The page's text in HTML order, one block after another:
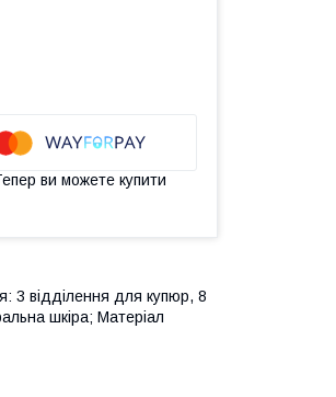
ви можете купити
3 відділення для купюр, 8
шкіра; Матеріал